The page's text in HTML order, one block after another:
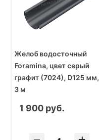
Желоб водосточный
Foramina, цвет серый
графит (7024), D125 мм,
3 м
1 900 руб.